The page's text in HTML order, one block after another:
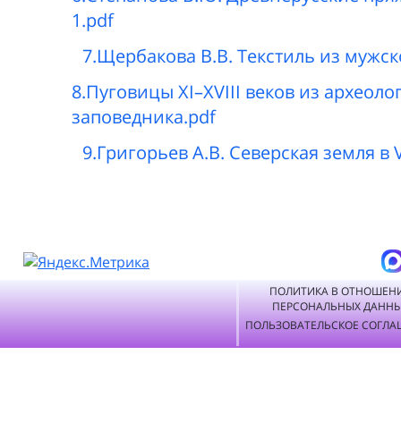
1.pdf
7.Щербакова В.В. Текстиль из
8.Пуговицы XI–XVIII веков из
заповедника.pdf
9.Григорьев А.В. Северская земля
ПОЛИТИКА В
ПЕРСОНАЛЬНЫХ
ПОЛЬЗОВАТЕЛЬСКОЕ